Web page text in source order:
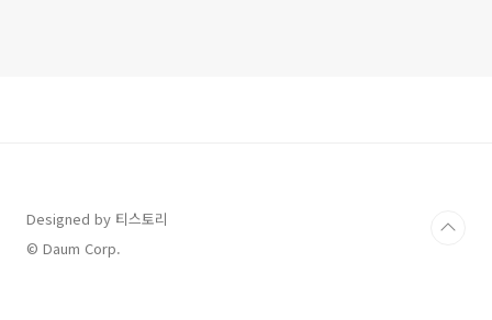
Designed by 티스토리
© Daum Corp.